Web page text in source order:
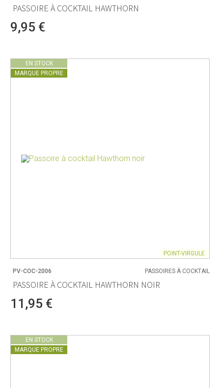
PASSOIRE À COCKTAIL HAWTHORN
9,95 €
EN STOCK
MARQUE PROPRE
POINT-VIRGULE
PV-COC-2006 PASSOIRES À COCKTAIL
PASSOIRE À COCKTAIL HAWTHORN NOIR
11,95 €
EN STOCK
MARQUE PROPRE